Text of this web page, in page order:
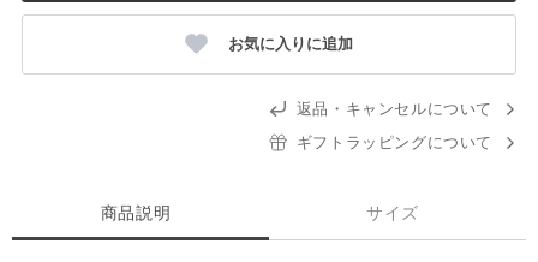
お気に入りに追加
返品・キャンセルについて
ギフトラッピングについて
商品説明 サイズ